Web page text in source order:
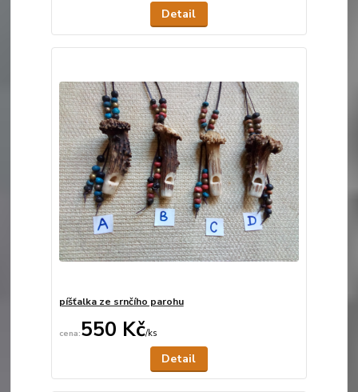
Detail
píšťalka ze srnčího parohu
550 Kč/ks
Detail